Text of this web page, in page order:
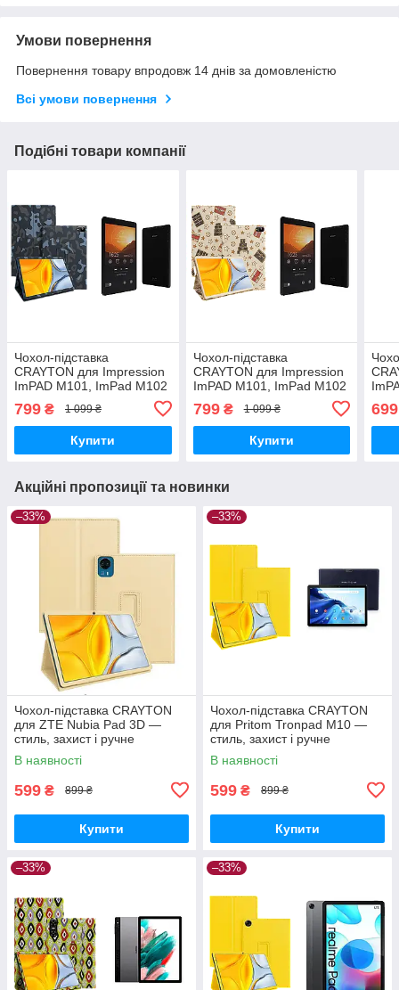
Умови повернення
Повернення товару впродовж 14 днів за домовленістю
Всі умови повернення
Подібні товари компанії
Чохол-підставка
CRAYTON для Impression
ImPAD M101, ImPad M102
збирання, колір Хакі зима
799 ₴ 1 099 ₴
Купити
Чохол-підставка
CRAYTON для Impression
ImPAD M101, ImPad M102
збирання, колір Луі білий
799₴ 1 099 ₴
Купити
699
Акційні пропозиції та новинки
–33%
Чохол-підставка CRAYTON
для ZTE Nubia Pad 3D —
стиль, захист і ручне
збирання, колір Бежевий
В наявності
599 ₴ 899 ₴
Купити
–33%
Чохол-підставка CRAYTON
для Pritom Tronpad M10 —
стиль, захист і ручне
збирання, колір Жовтий
В наявності
599 ₴ 899 ₴
Купити
–33% –33%